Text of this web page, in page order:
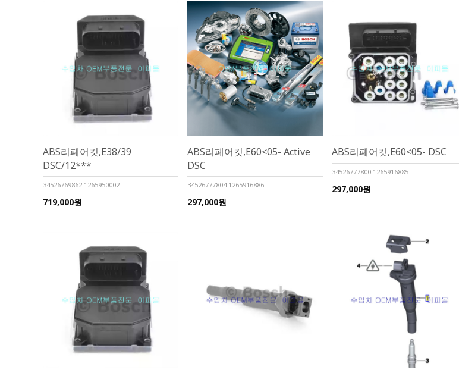
ABS리페어킷,E38/39
DSC/12***
34526769862 1265950002
719,000원
ABS리페어킷,E60<05- Active
DSC
34526777804 1265916886
297,000원
ABS리페어킷,E60<05- DSC
34526777800 1265916885
297,000원